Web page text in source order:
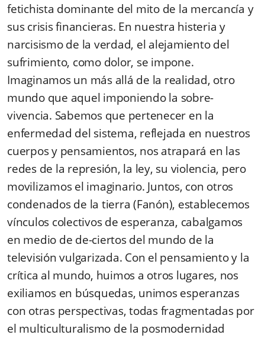
fetichista dominante del mito de la mercancía y
sus crisis financieras. En nuestra histeria y
narcisismo de la verdad, el alejamiento del
sufri­miento, como dolor, se impone.
Imaginamos un más allá de la realidad, otro
mundo que aquel imponiendo la sobre-
vivencia. Sabemos que pertenecer en la
enfermedad del sistema, reflejada en nuestros
cuerpos y pensamientos, nos atrapará en las
redes de la represión, la ley, su violencia, pero
movilizamos el imaginario. Juntos, con otros
condenados de la tierra (Fa­nón), establecemos
vínculos colectivos de esperanza, cabalgamos
en medio de de-ciertos del mundo de la
televisión vulgarizada. Con el pensamiento y la
crítica al mundo, huimos a otros lugares, nos
exiliamos en búsquedas, unimos esperanzas
con otras perspectivas, todas frag­mentadas por
el multiculturalismo de la posmodernidad